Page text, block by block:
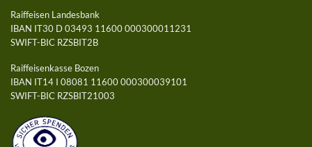
Raiffeisen Landesbank
IBAN IT30 D 03493 11600 000300011231
SWIFT-BIC RZSBIT2B
Raiffeisenkasse Bozen
IBAN IT14 I 08081 11600 000300039101
SWIFT-BIC RZSBIT21003